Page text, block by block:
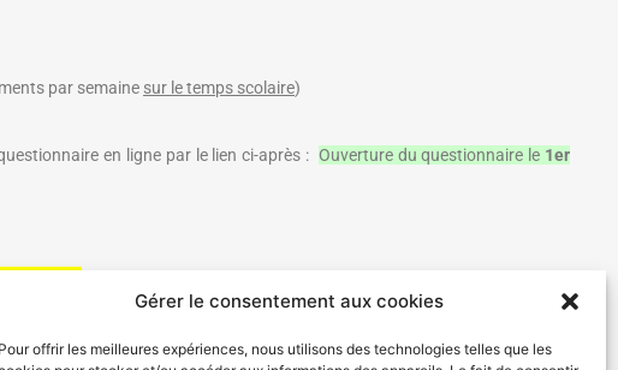
Gérer le consentement aux cookies
Pour offrir les meilleures expériences, nous utilisons des technologies telles que les
par semaine sur le temps scolaire)
en ligne par le lien ci-après : Ouverture du questionnaire le 1er